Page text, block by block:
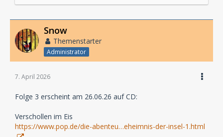
Snow
Themenstarter
Administrator
7. April 2026
Folge 3 erscheint am 26.06.26 auf CD:
Verschollen im Eis
https://www.pop.de/die-abenteu…eheimnis-der-insel-1.html